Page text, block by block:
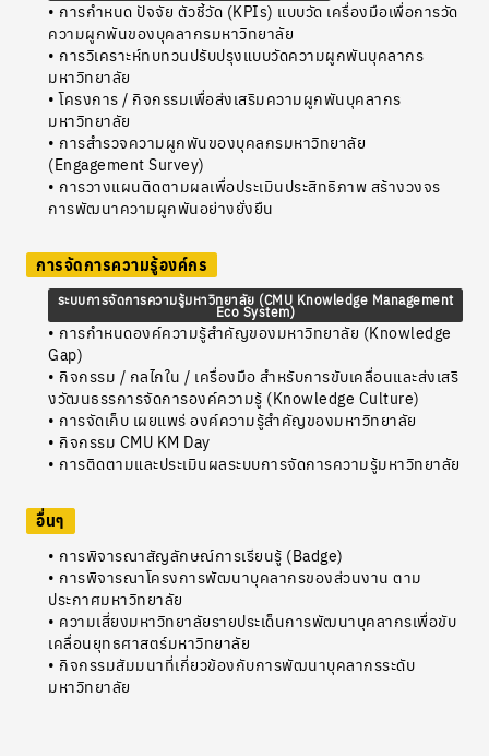
• การกำหนด ปัจจัย ตัวชี้วัด (KPIs) แบบวัด เครื่องมือเพื่อการวัด
ความผูกพันของบุคลากรมหาวิทยาลัย
• การวิเคราะห์ทบทวนปรับปรุงแบบวัดความผูกพันบุคลากร
มหาวิทยาลัย
• โครงการ / กิจกรรมเพื่อส่งเสริมความผูกพันบุคลากร
มหาวิทยาลัย
• การสำรวจความผูกพันของบุคลกรมหาวิทยาลัย
(Engagement Survey)
• การวางแผนติดตามผลเพื่อประเมินประสิทธิภาพ สร้างวงจร
การพัฒนาความผูกพันอย่างยั่งยืน
การจัดการความรู้องค์กร
ระบบการจัดการความรู้มหาวิทยาลัย (CMU Knowledge Management
Eco System)
• การกำหนดองค์ความรู้สำคัญของมหาวิทยาลัย (Knowledge
Gap)
• กิจกรรม / กลไกใน / เครื่องมือ สำหรับการขับเคลื่อนและส่งเสริ
งวัฒนธรรการจัดการองค์ความรู้ (Knowledge Culture)
• การจัดเก็บ เผยแพร่ องค์ความรู้สำคัญของมหาวิทยาลัย
• กิจกรรม CMU KM Day
• การติดตามและประเมินผลระบบการจัดการความรู้มหาวิทยาลัย
อื่นๆ
• การพิจารณาสัญลักษณ์การเรียนรู้ (Badge)
• การพิจารณาโครงการพัฒนาบุคลากรของส่วนงาน ตาม
ประกาศมหาวิทยาลัย
• ความเสี่ยงมหาวิทยาลัยรายประเด็นการพัฒนาบุคลากรเพื่อขับ
เคลื่อนยุทธศาสตร์มหาวิทยาลัย
• กิจกรรมสัมมนาที่เกี่ยวข้องกับการพัฒนาบุคลากรระดับ
มหาวิทยาลัย